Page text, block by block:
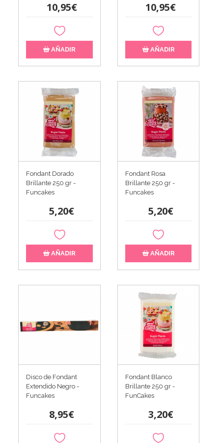
10,95€
AÑADIR
10,95€
AÑADIR
Fondant Dorado
Brillante 250 gr -
Funcakes
5,20€
AÑADIR
Fondant Rosa
Brillante 250 gr -
Funcakes
5,20€
AÑADIR
Disco de Fondant
Extendido Negro -
Funcakes
8,95€
Fondant Blanco
Brillante 250 gr -
FunCakes
3,20€